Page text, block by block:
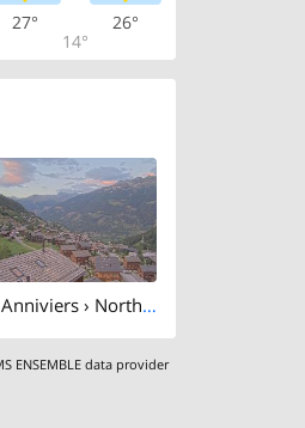
27°
14°
26°
Anniviers › North-east: Remontées Mécaniques de Grimentz - Zinal - Le Toûno
ENSEMBLE data provider